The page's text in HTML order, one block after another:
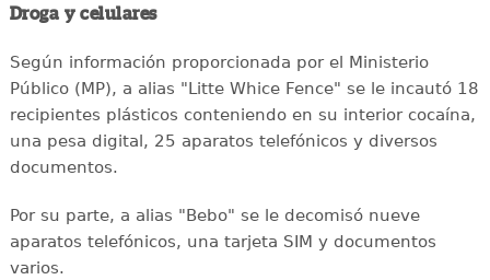
Droga y celulares
Según información proporcionada por el Ministerio
Público (MP), a alias "Litte Whice Fence" se le incautó 18
recipientes plásticos conteniendo en su interior cocaína,
una pesa digital, 25 aparatos telefónicos y diversos
documentos.
Por su parte, a alias "Bebo" se le decomisó nueve
aparatos telefónicos, una tarjeta SIM y documentos
varios.